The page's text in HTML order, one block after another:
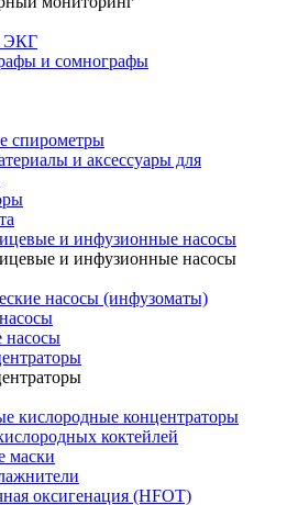
ЭКГ
и сомнографы
спирометры
и аксессуары для
и инфузионные насосы
и инфузионные насосы
насосы (инфузоматы)
насосы
кислородные концентраторы
коктейлей
маски
оксигенация (HFOT)